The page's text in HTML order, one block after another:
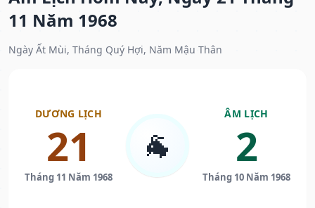
11 Năm 1968
Ngày Ất Mùi, Tháng Quý Hợi, Năm Mậu Thân
DƯƠNG LỊCH
21
Tháng 11 Năm 1968
🐐
ÂM LỊCH
2
Tháng 10 Năm 1968